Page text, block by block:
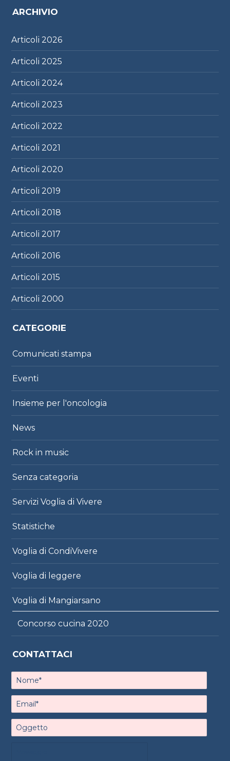
ARCHIVIO
Articoli2026
Articoli2025
Articoli2024
Articoli2023
Articoli2022
Articoli2021
Articoli2020
Articoli2019
Articoli2018
Articoli2017
Articoli2016
Articoli2015
Articoli2000
CATEGORIE
Comunicati stampa
Eventi
Insieme per l'oncologia
News
Rock in music
Senza categoria
Servizi Voglia di Vivere
Statistiche
Voglia di CondiVivere
Voglia di leggere
Voglia di Mangiarsano
Concorso cucina 2020
CONTATTACI